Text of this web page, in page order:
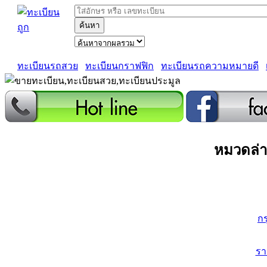
ค้นหา
ทะเบียนรถสวย ทะเบียนกราฟฟิก ทะเบียนรถความหมายดี
หมวดล่
ก
ร